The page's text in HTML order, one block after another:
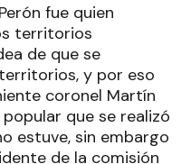
fue quien
territorios
de que se
y por eso
coronel Martín
que se realizó
estuve, sin embargo
de la comisión